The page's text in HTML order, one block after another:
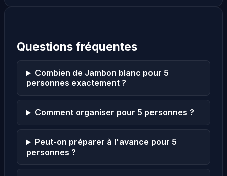
Questions fréquentes
Combien de Jambon blanc pour 5
personnes exactement ?
Comment organiser pour 5 personnes ?
Peut-on préparer à l'avance pour 5
personnes ?